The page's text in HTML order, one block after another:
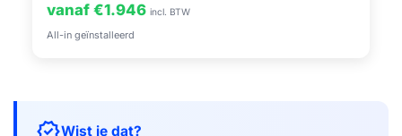
vanaf €1.946 incl. BTW
All-in geïnstalleerd
Wist je dat?